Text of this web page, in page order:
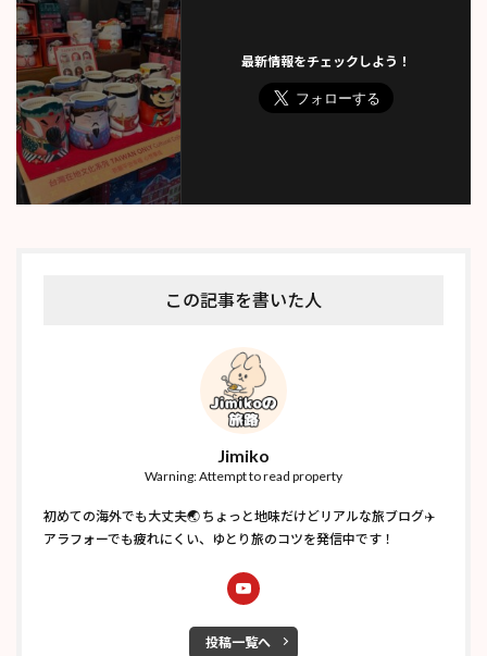
最新情報をチェックしよう！
この記事を書いた人
Jimiko
Warning: Attempt to read property
初めての海外でも大丈夫🌏 ちょっと地味だけどリアルな旅ブログ✈️
アラフォーでも疲れにくい、ゆとり旅のコツを発信中です！
投稿一覧へ